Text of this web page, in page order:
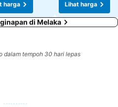
harga
Lihat harga
di Melaka
dalam tempoh 30 hari lepas